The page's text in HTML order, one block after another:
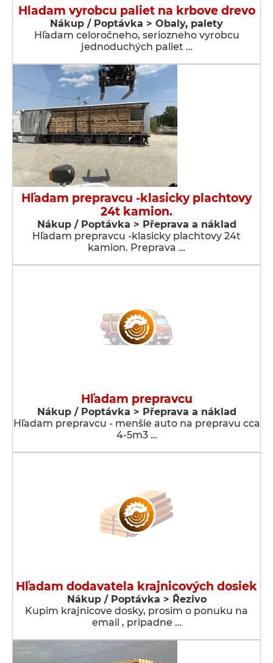
Hladam vyrobcu paliet na krbove drevo
Nákup / Poptávka > Obaly, palety
Hľadam celoročneho, seriozneho vyrobcu
jednoduchých paliet …
Hľadam prepravcu -klasicky plachtovy
24t kamion.
Nákup / Poptávka > Přeprava a náklad
Hľadam prepravcu -klasicky plachtovy 24t
kamion. Preprava …
Hľadam prepravcu
Nákup / Poptávka > Přeprava a náklad
Hľadam prepravcu - menšie auto na prepravu cca
4-5m3 …
Hľadam dodavatela krajnicových dosiek
Nákup / Poptávka > Řezivo
Kupim krajnicove dosky, prosim o ponuku na
email , pripadne …